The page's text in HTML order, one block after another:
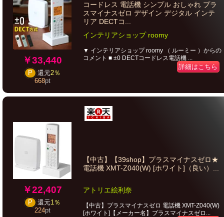
￥33,440
P 還元2％
668pt
コードレス 電話機 シンプル おしゃれ プラ
スマイナスゼロ デザイン デジタル インテ
リア DECTコ...
インテリアショップ roomy
▼ インテリアショップ roomy （ ルーミー ）からの
コメント ■ ±0 DECTコードレス電話機 ...
詳細はこちら
￥22,407
P 還元1％
224pt
【中古】【39shop】プラスマイナスゼロ★
電話機 XMT-Z040(W) [ホワイト]（良い）...
アトリエ絵利奈
【中古】プラスマイナスゼロ 電話機 XMT-Z040(W)
[ホワイト]【メーカー名】プラスマイナスゼロ...